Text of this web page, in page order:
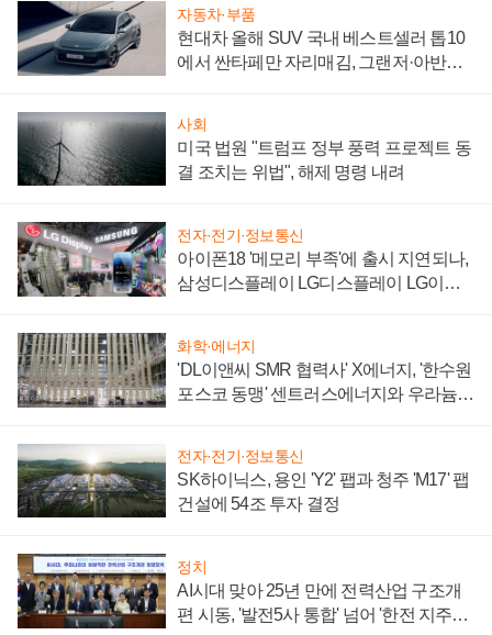
자동차·부품
현대차 올해 SUV 국내 베스트셀러 톱10
에서 싼타페만 자리매김, 그랜저·아반떼
사회
미국 법원 "트럼프 정부 풍력 프로젝트 동
결 조치는 위법", 해제 명령 내려
전자·전기·정보통신
아이폰18 '메모리 부족'에 출시 지연되나,
삼성디스플레이 LG디스플레이 LG이노
화학·에너지
'DL이앤씨 SMR 협력사' X에너지, '한수원
포스코 동맹' 센트러스에너지와 우라늄
전자·전기·정보통신
SK하이닉스, 용인 'Y2' 팹과 청주 'M17' 팹
건설에 54조 투자 결정
정치
AI시대 맞아 25년 만에 전력산업 구조개
편 시동, '발전5사 통합' 넘어 '한전 지주사'